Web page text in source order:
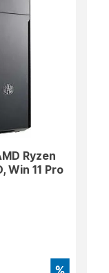
Ryzen
Win 11 Pro